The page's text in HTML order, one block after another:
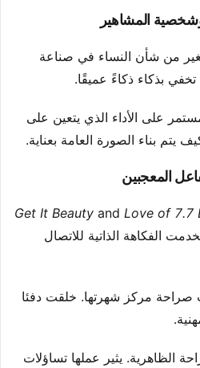
وشخصية المشاهير
من شأن النساء في صناعة
تخفي بذكاء ذكاءً عميقًا.
على الأداء الذي يتعين على
يتم بناء الصورة العامة بعناية.
المعجبين
Get It Beauty and Love of 7.7
الفكاهة الذاتية للاتصال
صراحة مركز شهرتها. خلقت دفئا
الظاهرية. يثير عملها تساؤلات